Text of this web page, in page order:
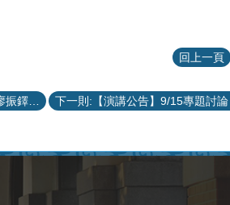
回上一頁
上一則:【演講公告】9/22專題討論｜廖振鐸教授：Composition and sample size determination for training set in genomic prediction